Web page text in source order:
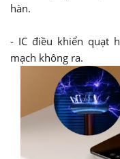
hàn.
- IC điều khiển quạt
mạch không ra.